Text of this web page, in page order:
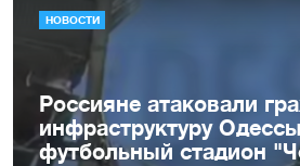
НОВОСТИ
Россияне атаковали
инфраструктуру
футбольный стадион